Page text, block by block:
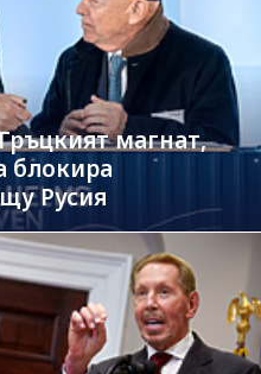
магнат,
блокира
Русия